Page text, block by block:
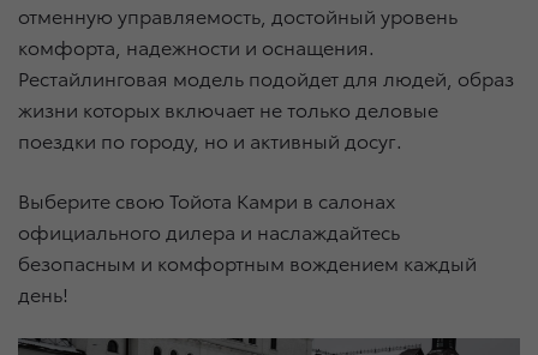
отменную управляемость, достойный уровень
комфорта, надежности и оснащения.
Рестайлинговая модель подойдет для людей, образ
жизни которых включает не только деловые
поездки по городу, но и активный досуг.
Выберите свою Тойота Камри в салонах
официального дилера и наслаждайтесь
безопасным и комфортным вождением каждый
день!